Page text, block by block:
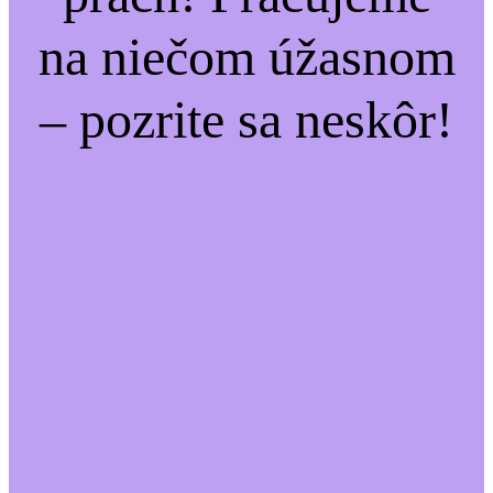
na niečom úžasnom
– pozrite sa neskôr!